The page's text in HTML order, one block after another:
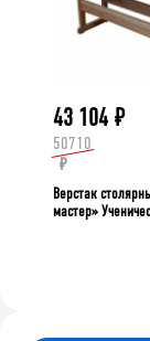
43 104 ₽
50710
₽
Верстак
мастер»